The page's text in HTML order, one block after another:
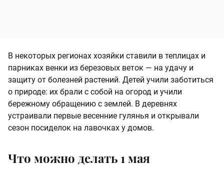
В некоторых регионах хозяйки ставили в теплицах и
парниках венки из березовых веток — на удачу и
защиту от болезней растений. Детей учили заботиться
о природе: их брали с собой на огород и учили
бережному обращению с землей. В деревнях
устраивали первые весенние гулянья и открывали
сезон посиделок на лавочках у домов.
Что можно делать 1 мая